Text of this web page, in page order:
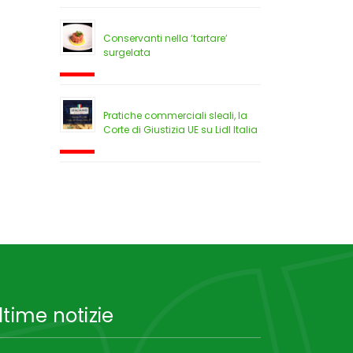
Conservanti nella ‘tartare’
surgelata
Pratiche commerciali sleali, la
Corte di Giustizia UE su Lidl Italia
notizie